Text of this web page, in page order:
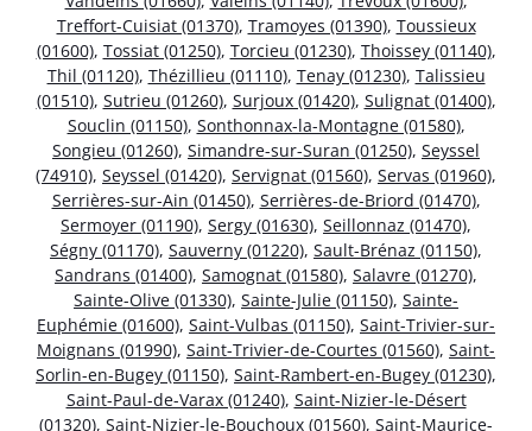
Treffort-Cuisiat (01370), Tramoyes (01390), Toussieux
(01600), Tossiat (01250), Torcieu (01230), Thoissey (01140),
Thil (01120), Thézillieu (01110), Tenay (01230), Talissieu
(01510), Sutrieu (01260), Surjoux (01420), Sulignat (01400),
Souclin (01150), Sonthonnax-la-Montagne (01580),
Songieu (01260), Simandre-sur-Suran (01250), Seyssel
(74910), Seyssel (01420), Servignat (01560), Servas (01960),
Serrières-sur-Ain (01450), Serrières-de-Briord (01470),
Sermoyer (01190), Sergy (01630), Seillonnaz (01470),
Ségny (01170), Sauverny (01220), Sault-Brénaz (01150),
Sandrans (01400), Samognat (01580), Salavre (01270),
Sainte-Olive (01330), Sainte-Julie (01150), Sainte-
Euphémie (01600), Saint-Vulbas (01150), Saint-Trivier-sur-
Moignans (01990), Saint-Trivier-de-Courtes (01560), Saint-
Sorlin-en-Bugey (01150), Saint-Rambert-en-Bugey (01230),
Saint-Paul-de-Varax (01240), Saint-Nizier-le-Désert
(01320), Saint-Nizier-le-Bouchoux (01560), Saint-Maurice-